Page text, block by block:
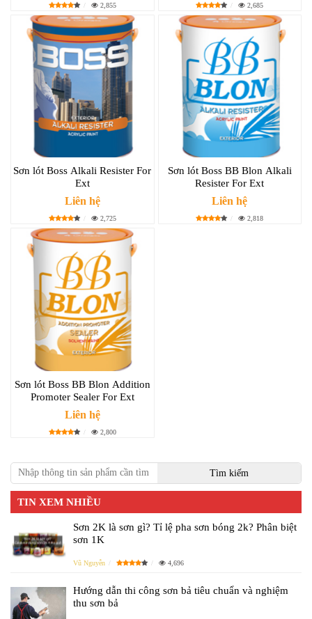
2,855 2,685
Sơn lót Boss Alkali Resister For
Ext
Liên hệ
2,725
Sơn lót Boss BB Blon Alkali
Resister For Ext
Liên hệ
2,818
Sơn lót Boss BB Blon Addition
Promoter Sealer For Ext
Liên hệ
2,800
TIN XEM NHIỀU
Sơn 2K là sơn gì? Tỉ lệ pha sơn bóng 2k? Phân biệt
sơn 1K
Vũ Nguyễn 4,696
Hướng dẫn thi công sơn bả tiêu chuẩn và nghiệm
thu sơn bả